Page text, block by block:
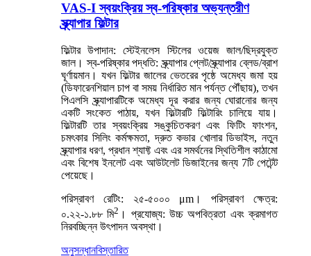
VAS-I স্বয়ংক্রিয় স্ব-পরিষ্কার অভ্যন্তরীণ
স্ক্র্যাপার ফিল্টার
ফিল্টার উপাদান: স্টেইনলেস স্টিলের ওয়েজ জাল/ছিদ্রযুক্ত
জাল। স্ব-পরিষ্কার পদ্ধতি: স্ক্র্যাপার প্লেট/স্ক্র্যাপার ব্লেড/ব্রাশ
ঘূর্ণায়মান। যখন ফিল্টার জালের ভেতরের পৃষ্ঠে অমেধ্য জমা হয়
(ডিফারেনশিয়াল চাপ বা সময় নির্ধারিত মান পর্যন্ত পৌঁছায়), তখন
পিএলসি স্ক্র্যাপারটিকে অমেধ্য দূর করার জন্য ঘোরানোর জন্য
একটি সংকেত পাঠায়, যখন ফিল্টারটি ফিল্টারিং চালিয়ে যায়।
ফিল্টারটি তার স্বয়ংক্রিয় সঙ্কুচিতকরণ এবং ফিটিং ফাংশন,
চমৎকার সিলিং কর্মক্ষমতা, দ্রুত কভার খোলার ডিভাইস, নতুন
স্ক্র্যাপার ধরণ, প্রধান শ্যাফ্ট এবং এর সমর্থনের স্থিতিশীল কাঠামো
এবং বিশেষ ইনলেট এবং আউটলেট ডিজাইনের জন্য 7টি পেটেন্ট
পেয়েছে।
পরিস্রাবণ রেটিং: ২৫-৫০০০ μm। পরিস্রাবণ ক্ষেত্র:
০.২২-১.৮৮ মি2 । প্রযোজ্য: উচ্চ অপবিত্রতা এবং ক্রমাগত
নিরবচ্ছিন্ন উৎপাদন অবস্থা।
অনুসন্ধানবিস্তারিত